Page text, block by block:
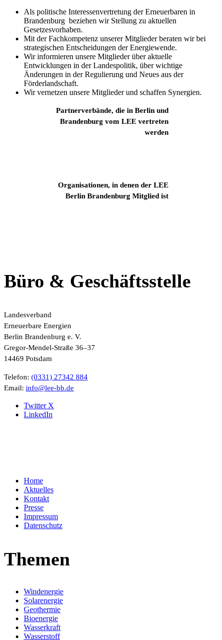
Als politische Interessenvertretung der Erneuerbaren in
Brandenburg beziehen wir Stellung zu aktuellen
Gesetzesvorhaben.
Mit der Fachkompetenz unserer Mitglieder beraten wir bei
strategischen Entscheidungen der Energiewende.
Wir informieren unsere Mitglieder über aktuelle
Entwicklungen in der Landespolitik, über wichtige
Änderungen in der Regulierung und Neues aus der
Förderlandschaft.
Wir vernetzen unsere Mitglieder und schaffen Synergien.
Partnerverbände, die in Berlin und
Brandenburg vom LEE vertreten
werden
Organisationen, in denen der LEE
Berlin Brandenburg Mitglied ist
Büro & Geschäftsstelle
Landesverband
Erneuerbare Energien
Berlin Brandenburg e. V.
Gregor-Mendel-Straße 36–37
14469 Potsdam
Telefon: (0331) 27342 884
Email: ed.bb-eel@ofni
Twitter X
LinkedIn
Home
Aktuelles
Kontakt
Presse
Impressum
Datenschutz
Themen
Windenergie
Solarenergie
Geothermie
Bioenergie
Wasserkraft
Wasserstoff